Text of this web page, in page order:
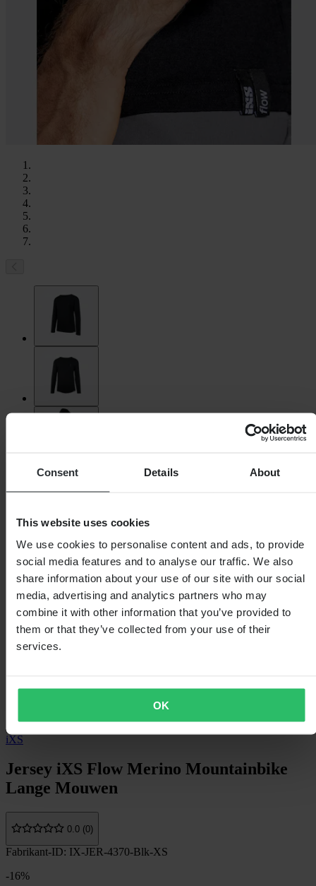
Consent Details About
This website uses cookies
We use cookies to personalise content and ads, to provide
social media features and to analyse our traffic. We also
share information about your use of our site with our social
media, advertising and analytics partners who may
combine it with other information that you’ve provided to
them or that they’ve collected from your use of their
services.
OK
iXS
Jersey iXS Flow Merino Mountainbike
Lange Mouwen
0.0 (0)
Fabrikant-ID: IX-JER-4370-Blk-XS
-16%